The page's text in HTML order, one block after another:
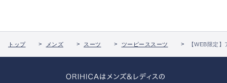
トップ メンズ スーツ ツーピーススーツ 【WEB限定